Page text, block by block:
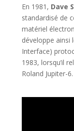
En 1981, Dave
standardisé de
matériel
développe ainsi
Interface)
1983, lorsqu’il
Roland Jupiter-6.